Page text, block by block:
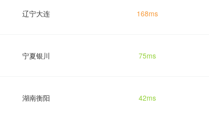
辽宁大连 168ms
宁夏银川 75ms
湖南衡阳 42ms